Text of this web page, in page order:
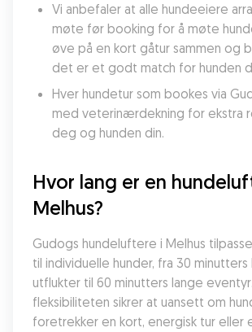
Vi anbefaler at alle hundeeiere
møte før booking for å møte
øve på en kort gåtur sammen og
det er et godt match for hunden
Hver hundetur som bookes via
med veterinærdekning for ekstra
deg og hunden din.
Hvor lang er en
Melhus?
Gudogs hundeluftere i Melhus
til individuelle hunder, fra 30
utflukter til 60 minutters lange
fleksibiliteten sikrer at uansett om
foretrekker en kort, energisk tur eller